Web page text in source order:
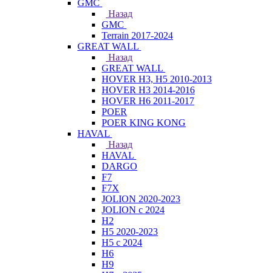
GMC
Назад
GMC
Terrain 2017-2024
GREAT WALL
Назад
GREAT WALL
HOVER H3, H5 2010-2013
HOVER H3 2014-2016
HOVER H6 2011-2017
POER
POER KING KONG
HAVAL
Назад
HAVAL
DARGO
F7
F7X
JOLION 2020-2023
JOLION с 2024
H2
H5 2020-2023
H5 с 2024
H6
H9